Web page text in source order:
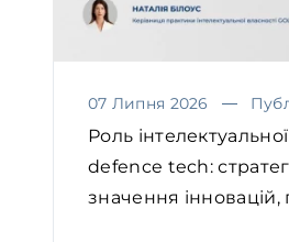
07 Липня 2026
Роль
defence tech:
значення інновацій,